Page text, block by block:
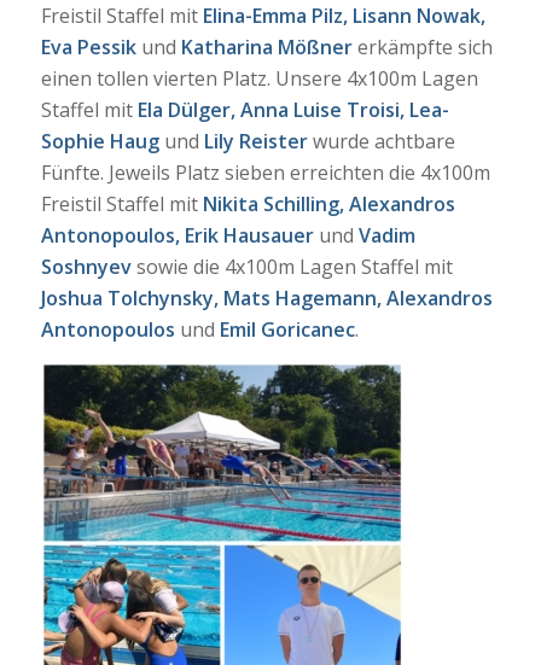
Freistil Staffel mit Elina-Emma Pilz, Lisann Nowak,
Eva Pessik und Katharina Mößnererkämpfte sich
einen tollen vierten Platz. Unsere 4x100m Lagen
Staffel mit Ela Dülger, Anna Luise Troisi, Lea-
Sophie Haug und Lily Reisterwurde achtbare
Fünfte. Jeweils Platz sieben erreichten die 4x100m
Freistil Staffel mit Nikita Schilling, Alexandros
Antonopoulos, Erik Hausauer und Vadim
Soshnyevsowie die 4x100m Lagen Staffel mit
Joshua Tolchynsky, Mats Hagemann, Alexandros
Antonopoulos und Emil Goricanec.